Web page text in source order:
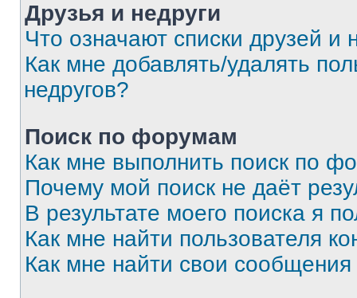
Друзья и недруги
Что означают списки друзей и
Как мне добавлять/удалять
недругов?
Поиск по форумам
Как мне выполнить поиск по
Почему мой поиск не даёт
В результате моего поиска я
Как мне найти пользователя
Как мне найти свои